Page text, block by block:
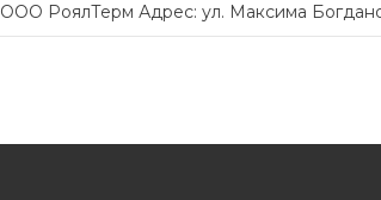
ООО РоялТерм Адрес: ул. Максима